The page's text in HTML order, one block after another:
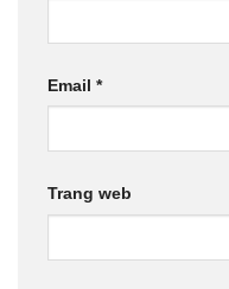
Email *
Trang web